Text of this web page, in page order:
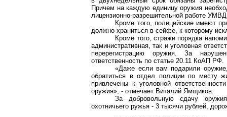
Причем на каждую единицу оружия
лицензионно-разрешительной работе
Кроме того, полицейские имеют
должно храниться в сейфе, к которому
Кроме того, стражи порядка
административная, так и уголовная
перерегистрацию оружия. За
ответственность по статье 20.11 КоАП РФ.
«Даже если вам подарили
обратиться в отдел полиции по месту
привлечены к уголовной
оружия», - отмечает Виталий Ямщиков.
За добровольную сдачу оружия
охотничьего ружья - 3 тысячи рублей,